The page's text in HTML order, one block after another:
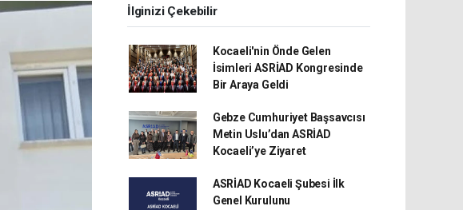
İlginizi Çekebilir
Kocaeli'nin Önde Gelen
İsimleri ASRİAD Kongresinde
Bir Araya Geldi
Gebze Cumhuriyet Başsavcısı
Metin Uslu’dan ASRİAD
Kocaeli’ye Ziyaret
ASRİAD Kocaeli Şubesi İlk
Genel Kurulunu